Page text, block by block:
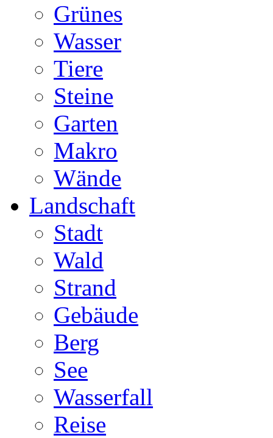
Grünes
Wasser
Tiere
Steine
Garten
Makro
Wände
Landschaft
Stadt
Wald
Strand
Gebäude
Berg
See
Wasserfall
Reise